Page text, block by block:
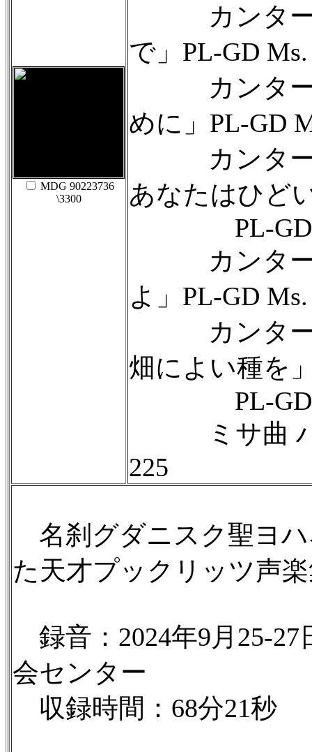
MDG 90223736
\3300
カンタータ
で」PL-GD Ms.
カンター
めに」PL-GD
カンター
あなたはひど
PL-GD
カンター
よ」PL-GD Ms.
カンター
畑によい種を
PL-GD
ミサ曲 ハ
225
名刹グダニスク聖ヨ
た天才プックリッツ声
録音：2024年9月25-
会センター
収録時間：68分21秒